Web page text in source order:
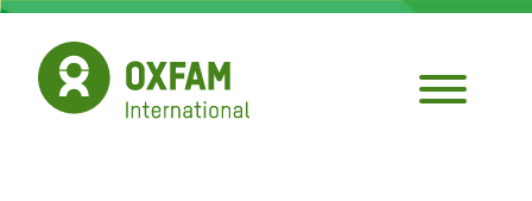
Pasar
contenido
principal